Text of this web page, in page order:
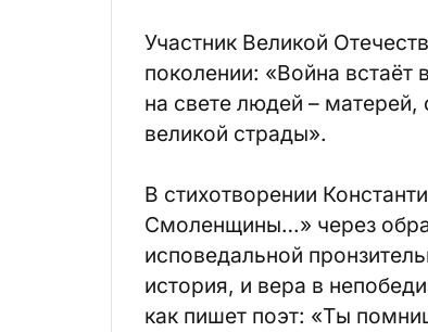
Участник Великой
поколении: «Война встаёт
на свете людей –
великой страды».
В стихотворении
Смоленщины…» через
исповедальной
история, и вера в
как пишет поэт: «Ты